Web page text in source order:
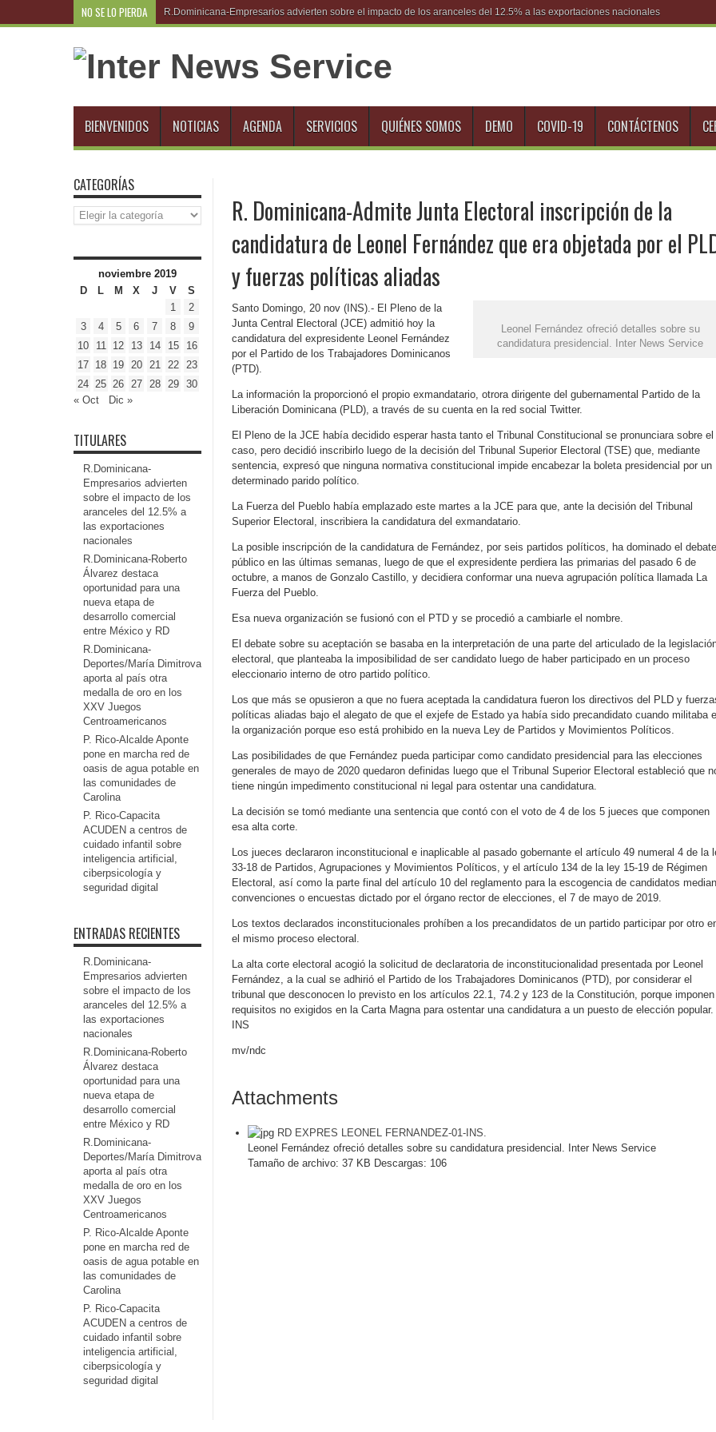
NO SE LO PIERDA R.Dominicana-Empresarios advierten sobre el impacto de los aranceles del 12.5% a las exportaciones nacionales
BIENVENIDOS NOTICIAS AGENDA SERVICIOS QUIÉNES SOMOS DEMO COVID-19 CONTÁCTENOS
R. Dominicana-Admite Junta Electoral inscripción de la
candidatura de Leonel Fernández que era objetada por el
y fuerzas políticas aliadas
Leonel Fernández ofreció detalles sobre su
candidatura presidencial. Inter News Service
Santo Domingo, 20 nov (INS).- El Pleno de la
Junta Central Electoral (JCE) admitió hoy la
candidatura del expresidente Leonel Fernández
por el Partido de los Trabajadores Dominicanos
(PTD).
La información la proporcionó el propio exmandatario, otrora dirigente del gubernamental Partido de la
Liberación Dominicana (PLD), a través de su cuenta en la red social Twitter.
El Pleno de la JCE había decidido esperar hasta tanto el Tribunal Constitucional se pronunciara sobre el
caso, pero decidió inscribirlo luego de la decisión del Tribunal Superior Electoral (TSE) que, mediante
sentencia, expresó que ninguna normativa constitucional impide encabezar la boleta presidencial por un
determinado parido político.
La Fuerza del Pueblo había emplazado este martes a la JCE para que, ante la decisión del Tribunal
Superior Electoral, inscribiera la candidatura del exmandatario.
La posible inscripción de la candidatura de Fernández, por seis partidos políticos, ha dominado el debate
público en las últimas semanas, luego de que el expresidente perdiera las primarias del pasado 6 de
octubre, a manos de Gonzalo Castillo, y decidiera conformar una nueva agrupación política llamada La
Fuerza del Pueblo.
Esa nueva organización se fusionó con el PTD y se procedió a cambiarle el nombre.
El debate sobre su aceptación se basaba en la interpretación de una parte del articulado de la
electoral, que planteaba la imposibilidad de ser candidato luego de haber participado en un proceso
eleccionario interno de otro partido político.
Los que más se opusieron a que no fuera aceptada la candidatura fueron los directivos del PLD y
políticas aliadas bajo el alegato de que el exjefe de Estado ya había sido precandidato cuando militaba
la organización porque eso está prohibido en la nueva Ley de Partidos y Movimientos Políticos.
Las posibilidades de que Fernández pueda participar como candidato presidencial para las elecciones
generales de mayo de 2020 quedaron definidas luego que el Tribunal Superior Electoral estableció que
tiene ningún impedimento constitucional ni legal para ostentar una candidatura.
La decisión se tomó mediante una sentencia que contó con el voto de 4 de los 5 jueces que componen
esa alta corte.
Los jueces declararon inconstitucional e inaplicable al pasado gobernante el artículo 49 numeral 4 de la
33-18 de Partidos, Agrupaciones y Movimientos Políticos, y el artículo 134 de la ley 15-19 de Régimen
Electoral, así como la parte final del artículo 10 del reglamento para la escogencia de candidatos
convenciones o encuestas dictado por el órgano rector de elecciones, el 7 de mayo de 2019.
Los textos declarados inconstitucionales prohíben a los precandidatos de un partido participar por otro
el mismo proceso electoral.
La alta corte electoral acogió la solicitud de declaratoria de inconstitucionalidad presentada por Leonel
Fernández, a la cual se adhirió el Partido de los Trabajadores Dominicanos (PTD), por considerar el
tribunal que desconocen lo previsto en los artículos 22.1, 74.2 y 123 de la Constitución, porque imponen
requisitos no exigidos en la Carta Magna para ostentar una candidatura a un puesto de elección popular.
INS
mv/ndc
Attachments
RD EXPRES LEONEL FERNANDEZ-01-INS.
Leonel Fernández ofreció detalles sobre su candidatura presidencial. Inter News Service
Tamaño de archivo: 37 KB Descargas: 106
CATEGORÍAS
Categorías
noviembre 2019
D
L M X J V
S
1
2
3
4 5 6 7 8
9
10
11 12 13 14 15
16
17 18 19 20 21 22
23
24 25 26 27 28 29
30
« Oct
Dic »
TITULARES
R.Dominicana-
Empresarios advierten
sobre el impacto de los
aranceles del 12.5% a
las exportaciones
nacionales
R.Dominicana-Roberto
Álvarez destaca
oportunidad para una
nueva etapa de
desarrollo comercial
entre México y RD
R.Dominicana-
Deportes/María Dimitrova
aporta al país otra
medalla de oro en los
XXV Juegos
Centroamericanos
P. Rico-Alcalde Aponte
pone en marcha red de
oasis de agua potable en
las comunidades de
Carolina
P. Rico-Capacita
ACUDEN a centros de
cuidado infantil sobre
inteligencia artificial,
ciberpsicología y
seguridad digital
ENTRADAS RECIENTES
R.Dominicana-
Empresarios advierten
sobre el impacto de los
aranceles del 12.5% a
las exportaciones
nacionales
R.Dominicana-Roberto
Álvarez destaca
oportunidad para una
nueva etapa de
desarrollo comercial
entre México y RD
R.Dominicana-
Deportes/María Dimitrova
aporta al país otra
medalla de oro en los
XXV Juegos
Centroamericanos
P. Rico-Alcalde Aponte
pone en marcha red de
oasis de agua potable en
las comunidades de
Carolina
P. Rico-Capacita
ACUDEN a centros de
cuidado infantil sobre
inteligencia artificial,
ciberpsicología y
seguridad digital